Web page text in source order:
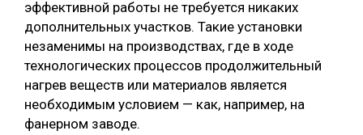
эффективной работы не требуется никаких
дополнительных участков. Такие установки
незаменимы на производствах, где в ходе
технологических процессов продолжительный
нагрев веществ или материалов является
необходимым условием — как, например, на
фанерном заводе.